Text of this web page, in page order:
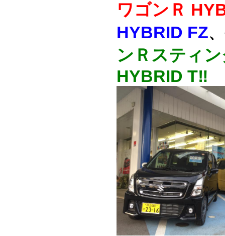
ワゴンＲ
HYBRID FZ
ンＲスティ
HYBRID T‼️